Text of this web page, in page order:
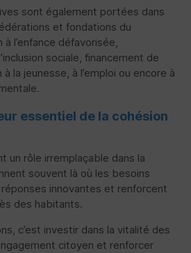
sont également portées dans
et fondations du
l’enfance défavorisée,
sociale, financement de
la jeunesse, à l’emploi ou encore à
essentiel de la cohésion
un rôle irremplaçable dans la
souvent là où les besoins
innovantes et renforcent
des habitants.
c’est investir dans la vitalité des
citoyen et renforcer